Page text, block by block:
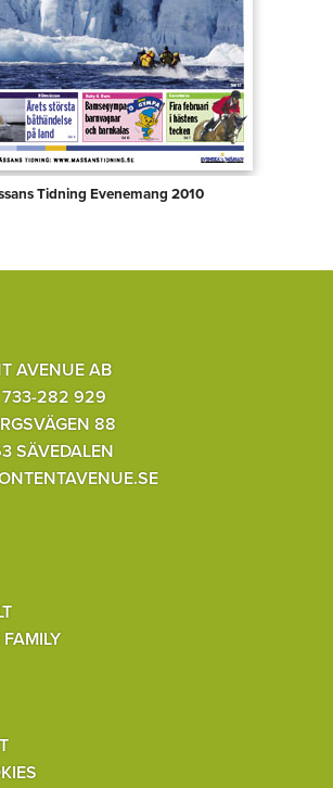
Tidning Evenemang 2010
AVENUE AB
733-282 929
88
SÄVEDALEN